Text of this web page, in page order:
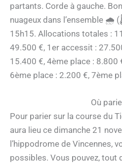
partants. Corde à gauche.
nuageux dans l’ensemble 🌧
15h15. Allocations totales :
49.500 €, 1er accessit :
15.400 €, 4ème place : 8.800
6ème place : 2.200 €, 7ème
Où
Pour parier sur la course du
aura lieu ce dimanche 21
l’hippodrome de Vincennes,
possibles. Vous pouvez, tout